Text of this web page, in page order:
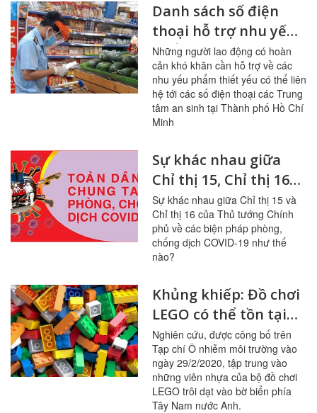
Danh sách số điện
thoại hỗ trợ nhu yếu
phẩm tại TP.HCM
Những người lao động có hoàn
cản khó khăn cần hỗ trợ về các
nhu yếu phẩm thiết yếu có thể liên
hệ tới các số điện thoại các Trung
tâm an sinh tại Thành phố Hồ Chí
Minh
Sự khác nhau giữa
Chỉ thị 15, Chỉ thị 16
của Thủ tướng, Chỉ
thị 10 của TP Hồ Chí
Minh trong dịch
COVID-19
Sự khác nhau giữa Chỉ thị 15 và
Chỉ thị 16 của Thủ tướng Chính
phủ về các biện pháp phòng,
chống dịch COVID-19 như thế
nào?
Khủng khiếp: Đồ chơi
LEGO có thể tồn tại
1.300 năm dưới đại
dương
Nghiên cứu, được công bố trên
Tạp chí Ô nhiễm môi trường vào
ngày 29/2/2020, tập trung vào
những viên nhựa của bộ đồ chơi
LEGO trôi dạt vào bờ biển phía
Tây Nam nước Anh.